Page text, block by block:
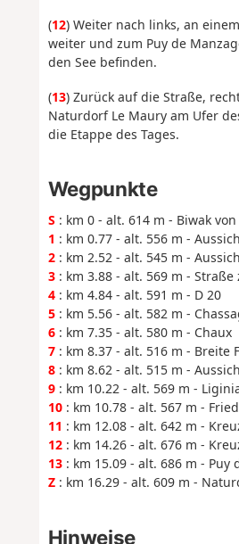
(12) Weiter nach links, an
weiter und zum Puy de
den See befinden.
(13) Zurück auf die Straße,
Naturdorf Le Maury am Ufer
die Etappe des Tages.
Wegpunkte
S : km 0 - alt. 614 m - Biwak
1 : km 0.77 - alt. 556 m -
2: km 2.52 - alt. 545 m -
3: km 3.88 - alt. 569 m -
4: km 4.84 - alt. 591 m - D 20
5: km 5.56 - alt. 582 m -
6: km 7.35 - alt. 580 m - Chaux
7: km 8.37 - alt. 516 m - Breite
8: km 8.62 - alt. 515 m -
9: km 10.22 - alt. 569 m -
10: km 10.78 - alt. 567 m -
11 : km 12.08 - alt. 642 m -
12: km 14.26 - alt. 676 m -
13: km 15.09 - alt. 686 m - Puy
Z: km 16.29 - alt. 609 m -
Hinweise